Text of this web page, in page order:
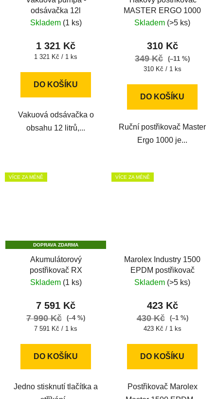
odsávačka 12l
Skladem (1 ks)
1 321 Kč
Měrná
1 321 Kč / 1 ks
DO KOŠÍKU
Vakuová odsávačka o
obsahu 12 litrů,...
MASTER ERGO 1000
Skladem (>5 ks)
310 Kč
349 Kč
(–11 %)
Měrná
310 Kč / 1 ks
DO KOŠÍKU
Ruční postřikovač Master
Ergo 1000 je...
VÍCE ZA MÉNĚ
DOPRAVA ZDARMA
Akumulátorový
postřikovač RX
Skladem (1 ks)
7 591 Kč
7 990 Kč
(–4 %)
Měrná
7 591 Kč / 1 ks
DO KOŠÍKU
Jedno stisknutí tlačítka a
VÍCE ZA MÉNĚ
Marolex Industry 1500
EPDM postřikovač
Skladem (>5 ks)
423 Kč
430 Kč
(–1 %)
Měrná
423 Kč / 1 ks
DO KOŠÍKU
Postřikovač Marolex